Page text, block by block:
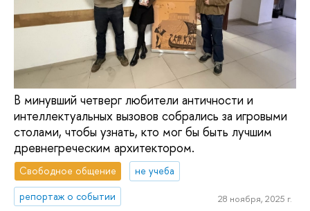
В минувший четверг любители античности и
интеллектуальных вызовов собрались за игровыми
столами, чтобы узнать, кто мог бы быть лучшим
древнегреческим архитектором.
Свободное общение
не учеба
репортаж о событии
28 ноября, 2025 г.